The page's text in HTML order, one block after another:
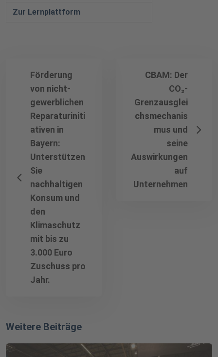
Zur Lernplattform
Förderung
von nicht-
gewerblichen
Reparaturiniti
ativen in
Bayern:
Unterstützen
Sie
nachhaltigen
Konsum und
den
Klimaschutz
mit bis zu
3.000 Euro
Zuschuss pro
Jahr.
CBAM: Der
CO₂-
Grenzausglei
chsmechanis
mus und
seine
Auswirkungen
auf
Unternehmen
Weitere Beiträge